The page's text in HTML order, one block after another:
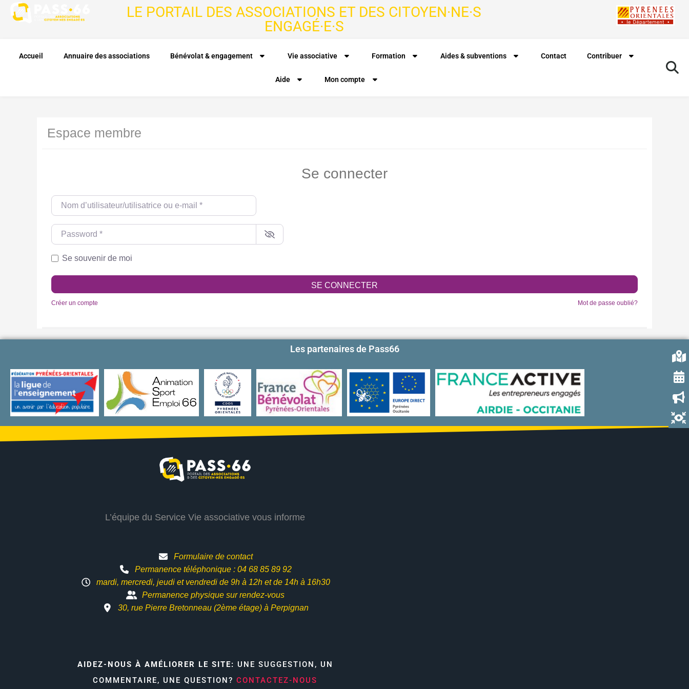
LE PORTAIL DES ASSOCIATIONS ET DES CITOYEN·NE·S
ENGAGÉ·E·S
Accueil Annuaire des associations Bénévolat & engagement Vie associative Formation Aides & subventions Contact Contribuer
Aide Mon compte
Espace membre
Se connecter
Nom d’utilisateur/utilisatrice ou e-mail
Password
Se souvenir de moi
SE CONNECTER
Créer un compte Mot de passe oublié?
Les partenaires de Pass66
L’équipe du Service Vie associative vous informe
Formulaire de contact
Permanence téléphonique : 04 68 85 89 92
mardi, mercredi, jeudi et vendredi de 9h à 12h etde 14h à 16h30
Permanence physique sur rendez-vous
30, rue Pierre Bretonneau (2ème étage) à Perpignan
AIDEZ-NOUS À AMÉLIORER LE SITE: UNE SUGGESTION, UN
COMMENTAIRE, UNE QUESTION? CONTACTEZ-NOUS